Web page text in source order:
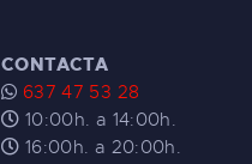
CONTACTA
637 47 53 28
10:00h. a 14:00h.
16:00h. a 20:00h.